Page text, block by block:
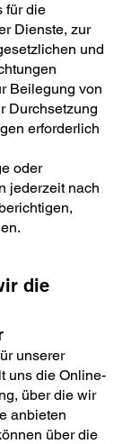
für die
Dienste, zur
und
Beilegung von
Durchsetzung
erforderlich
oder
jederzeit nach
die
unserer
uns die Online-
über die wir
anbieten
über die